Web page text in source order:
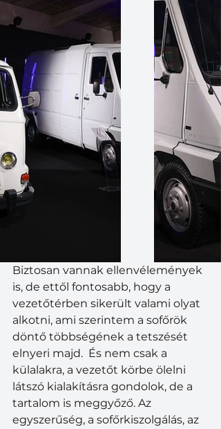
Biztosan vannak ellenvélemények
is, de ettől fontosabb, hogy a
vezetőtérben sikerült valami olyat
alkotni, ami szerintem a sofőrök
döntő többségének a tetszését
elnyeri majd.  És nem csak a
külalakra, a vezetőt körbe ölelni
látszó kialakításra gondolok, de a
tartalom is meggyőző. Az
egyszerűség, a sofőrkiszolgálás, az